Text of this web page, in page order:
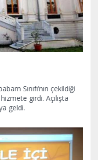
Sınıfı’nın çekildiği
girdi. Açılışta
geldi.